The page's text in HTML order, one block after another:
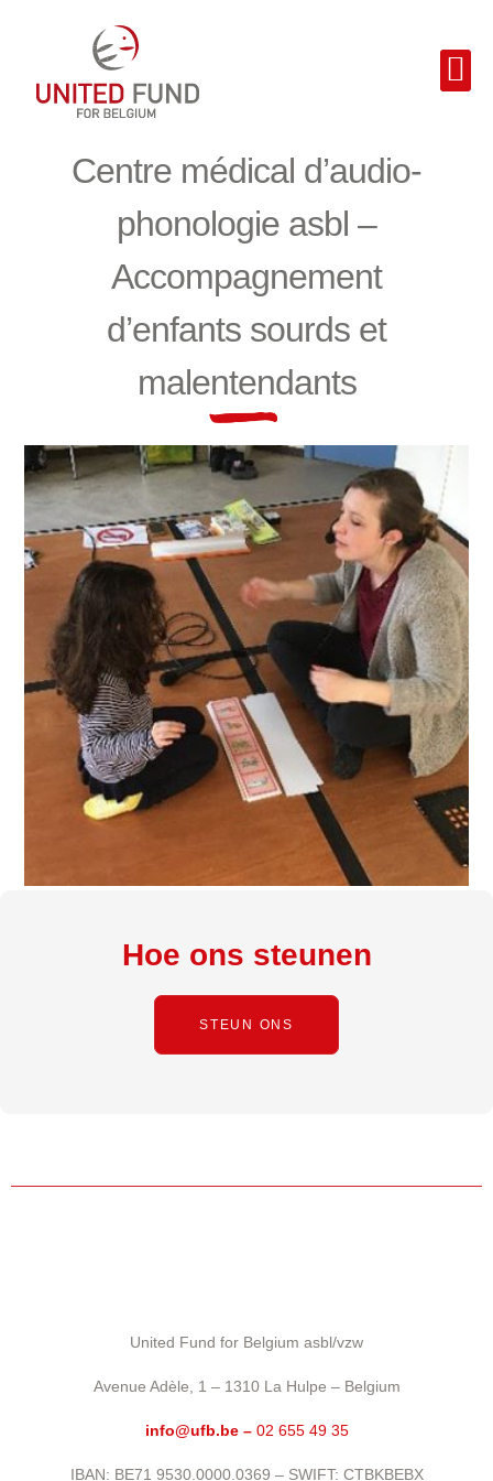
Centre médical d’audio-
phonologie asbl –
Accompagnement
d’enfants sourds et
malentendants
Hoe ons steunen
STEUN ONS
United Fund for Belgium asbl/vzw
Avenue Adèle, 1 – 1310 La Hulpe – Belgium
info@ufb.be – 02 655 49 35
IBAN: BE71 9530.0000.0369 – SWIFT: CTBKBEBX